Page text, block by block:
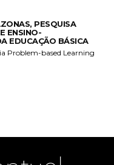
PESQUISA
ENSINO-
EDUCAÇÃO BÁSICA
Problem-based Learning